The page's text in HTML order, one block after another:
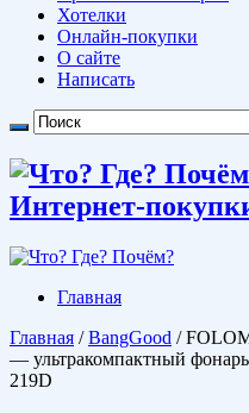
Хотелки
Онлайн-покупки
О сайте
Написать
Интернет-
Главная
Главная / BangGood /
— ультракомпактный
219D